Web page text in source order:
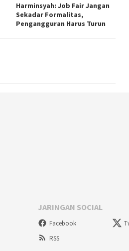
Harminsyah: Job Fair Jangan
Sekadar Formalitas,
Pengangguran Harus Turun
JARINGAN SOCIAL
Facebook
RSS